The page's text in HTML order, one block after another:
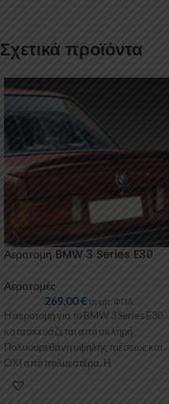
Σχετικά προϊόντα
Αεροτομή BMW 3 Series E30
Αεροτομές
269,00€ συμπ. ΦΠΑ
Η αεροτομή για το BMW 3 Series E30
κατασκευάζεται από σκληρή
Πολυουρεθάνη υψηλής πιέσεως και
ΟΧΙ από πολυεστέρα. Η
Πολυουρεθάνη